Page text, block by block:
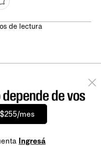
de lectura
de vos
mes
Ingresá